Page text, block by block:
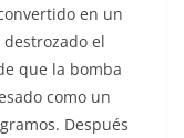
en un
el
que la bomba
como un
Después